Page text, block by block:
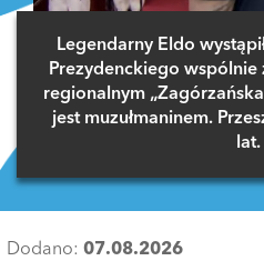
Legendarny Eldo
Prezydenckiego wspólnie
regionalnym
jest muzułmaninem.
lat.
Dodano: 07.08.2026